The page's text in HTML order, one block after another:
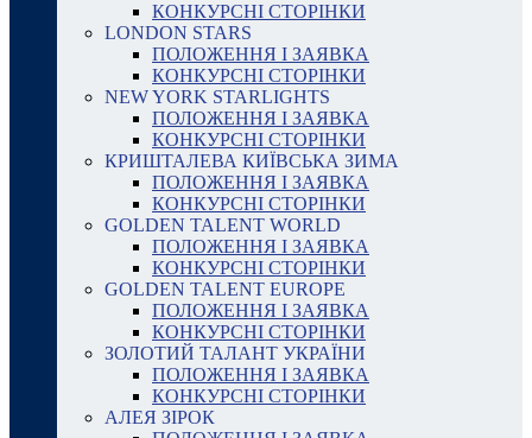
КОНКУРСНІ СТОРІНКИ
LONDON STARS
ПОЛОЖЕННЯ І ЗАЯВКА
КОНКУРСНІ СТОРІНКИ
NEW YORK STARLIGHTS
ПОЛОЖЕННЯ І ЗАЯВКА
КОНКУРСНІ СТОРІНКИ
КРИШТАЛЕВА КИЇВСЬКА ЗИМА
ПОЛОЖЕННЯ І ЗАЯВКА
КОНКУРСНІ СТОРІНКИ
GOLDEN TALENT WORLD
ПОЛОЖЕННЯ І ЗАЯВКА
КОНКУРСНІ СТОРІНКИ
GOLDEN TALENT EUROPE
ПОЛОЖЕННЯ І ЗАЯВКА
КОНКУРСНІ СТОРІНКИ
ЗОЛОТИЙ ТАЛАНТ УКРАЇНИ
ПОЛОЖЕННЯ І ЗАЯВКА
КОНКУРСНІ СТОРІНКИ
АЛЕЯ ЗІРОК